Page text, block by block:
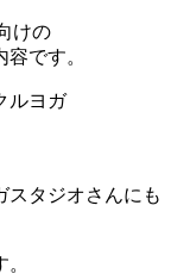
けの
です。
ルヨガ
スタジオさんにも